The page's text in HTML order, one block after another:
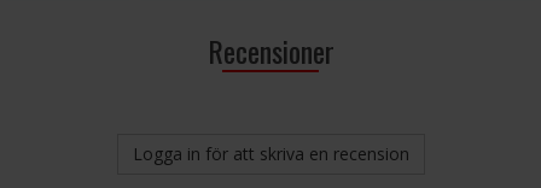
Recensioner
Logga in för att skriva en recension